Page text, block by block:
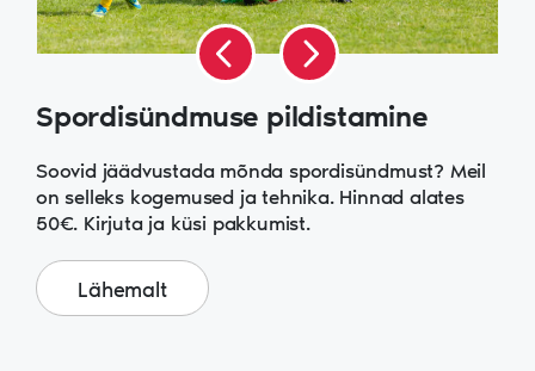
Spordisündmuse pildistamine
Soovid jäädvustada mõnda spordisündmust? Meil
on selleks kogemused ja tehnika. Hinnad alates
50€. Kirjuta ja küsi pakkumist.
Lähemalt